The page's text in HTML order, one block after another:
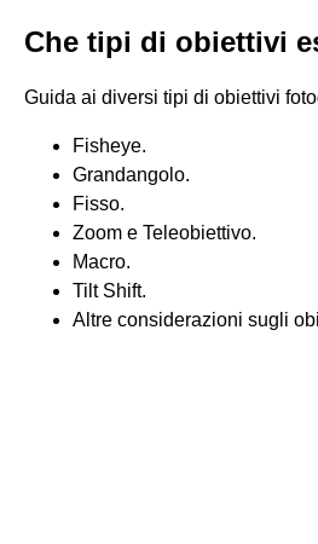
Che tipi di obiettivi
Guida ai diversi tipi di obiettivi
Fisheye.
Grandangolo.
Fisso.
Zoom e Teleobiettivo.
Macro.
Tilt Shift.
Altre considerazioni sugli